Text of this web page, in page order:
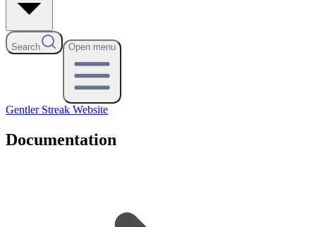
Search Open menu
Gentler Streak Website
Documentation